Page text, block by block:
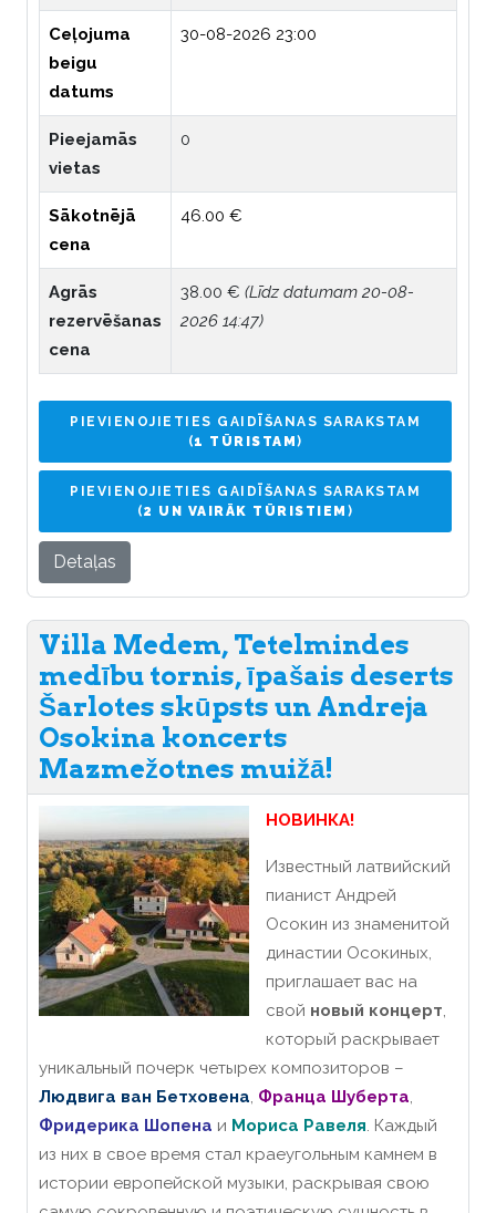
Ceļojuma
beigu
datums
30-08-2026 23:00
Pieejamās
vietas
0
Sākotnējā
cena
46.00 €
Agrās
rezervēšanas
cena
38.00 € (Līdz datumam 20-08-
2026 14:47)
PIEVIENOJIETIES GAIDĪŠANAS SARAKSTAM
(1 TŪRISTAM)
PIEVIENOJIETIES GAIDĪŠANAS SARAKSTAM
(2 UN VAIRĀK TŪRISTIEM )
Detaļas
Villa Medem, Tetelmindes
medību tornis, īpašais deserts
Šarlotes skūpsts un Andreja
Osokina koncerts
Mazmežotnes muižā!
НОВИНКА!
Известный латвийский
пианист Андрей
Осокин из знаменитой
династии Осокиных,
приглашает вас на
свой новый концерт,
который раскрывает
уникальный почерк четырех композиторов –
Людвига ван Бетховена, Франца Шуберта,
Фридерика Шопена и Мориса Равеля. Каждый
из них в свое время стал краеугольным камнем в
истории европейской музыки, раскрывая свою